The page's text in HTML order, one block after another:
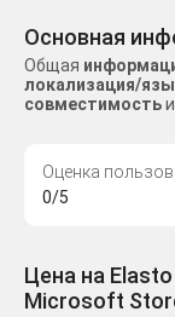
Основная
Общая
локализация/
совместимость
Оценка
0/5
Цена на
Microsoft